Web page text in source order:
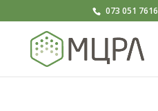
073 051 7616